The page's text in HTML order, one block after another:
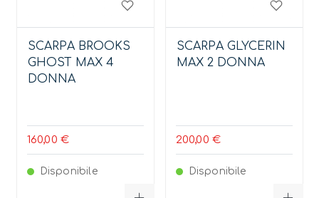
SCARPA BROOKS
GHOST MAX 4
DONNA
160,00 €
Disponibile
SCARPA GLYCERIN
MAX 2 DONNA
200,00 €
Disponibile